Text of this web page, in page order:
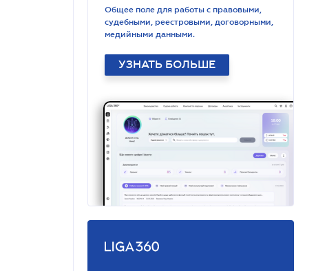
Общее поле для работы с правовыми,
судебными, реестровыми, договорными,
медийными данными.
УЗНАТЬ БОЛЬШЕ